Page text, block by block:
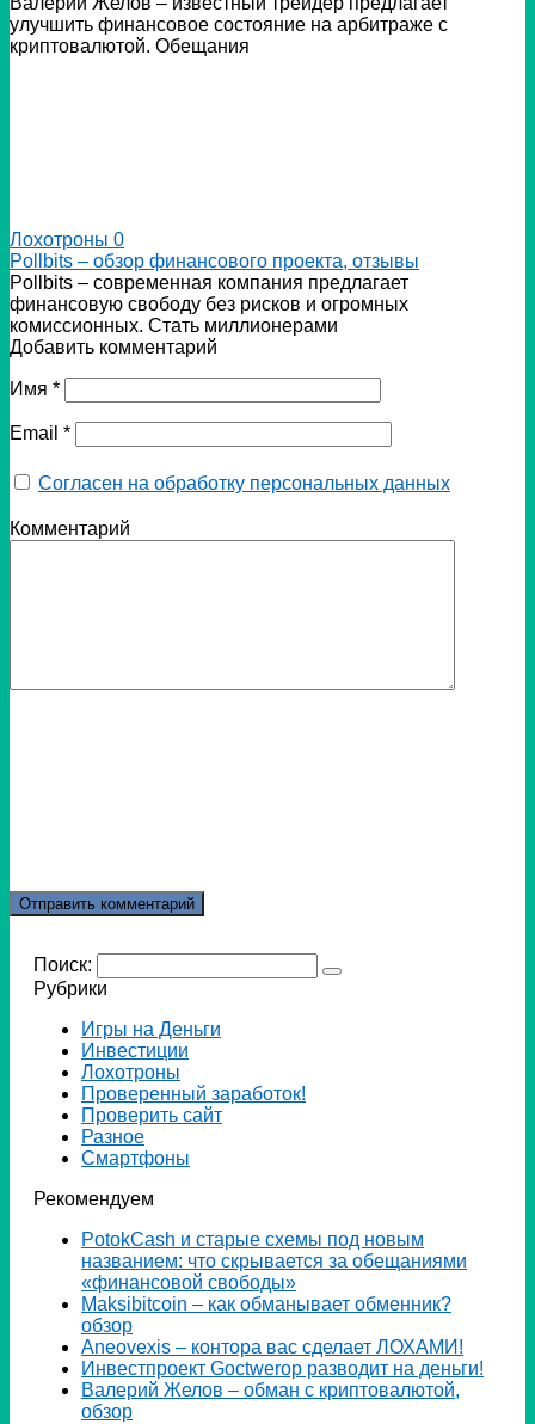
улучшить финансовое состояние на арбитраже с
криптовалютой. Обещания
Лохотроны 0
Pollbits – обзор финансового проекта, отзывы
Pollbits – современная компания предлагает
финансовую свободу без рисков и огромных
комиссионных. Стать миллионерами
Добавить комментарий
Имя *
Email *
Согласен на обработку персональных данных
Комментарий
Поиск:
Рубрики
Игры на Деньги
Инвестиции
Лохотроны
Проверенный заработок!
Проверить сайт
Разное
Смартфоны
Рекомендуем
PotokCash и старые схемы под новым
названием: что скрывается за обещаниями
«финансовой свободы»
Мaksibitcoin – как обманывает обменник?
обзор
Аneovexis – контора вас сделает ЛОХАМИ!
Инвестпроект Goctwerop разводит на деньги!
Валерий Желов – обман с криптовалютой,
обзор